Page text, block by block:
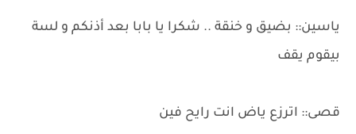
ياسين:: بضيق و خنقة .. شكرا يا بابا بعد أذنكم و لسة
بيقوم يقف
قصى:: اترزع ياض انت رايح فين